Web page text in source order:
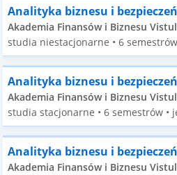
Analityka biznesu i
Akademia Finansów i Biznesu
studia niestacjonarne • 6 semestrów
Analityka biznesu i
Akademia Finansów i Biznesu
studia stacjonarne • 6 semestrów •
Analityka biznesu i
Akademia Finansów i Biznesu